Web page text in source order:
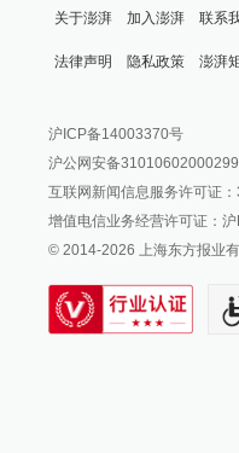
关于澎湃 加入澎湃 联系
法律声明 隐私政策 澎湃
澎湃新闻公众
澎湃新闻抖音
派生万物开
IP
SIXTH TONE
报料邮箱:
沪ICP备14003370号
沪公网安备
互联网新闻信息服务许可证
增值电信业务经营许可证：
© 2014-2026 上海东方报业